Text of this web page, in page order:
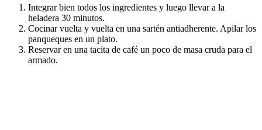
Integrar bien todos los ingredientes y luego llevar a la
heladera 30 minutos.
Cocinar vuelta y vuelta en una sartén antiadherente. Apilar los
panqueques en un plato.
Reservar en una tacita de café un poco de masa cruda para el
armado.